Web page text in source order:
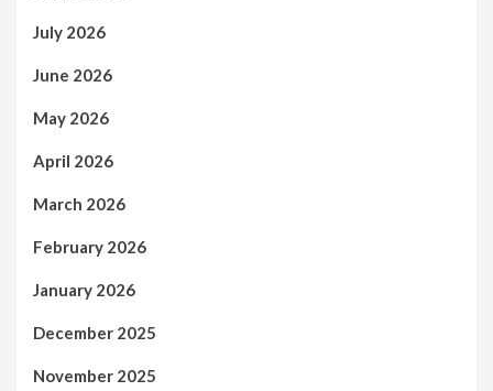
July 2026
June 2026
May 2026
April 2026
March 2026
February 2026
January 2026
December 2025
November 2025